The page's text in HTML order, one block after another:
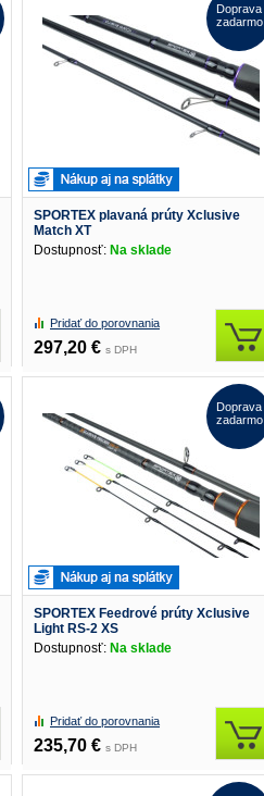
SPORTEX plavaná prúty Xclusive
Match XT
Dostupnosť: Na sklade
Pridať do porovnania
297,20 € s DPH
Doprava
zadarmo
SPORTEX Feedrové prúty Xclusive
Light RS-2 XS
Dostupnosť: Na sklade
Pridať do porovnania
235,70 € s DPH
Doprava
zadarmo